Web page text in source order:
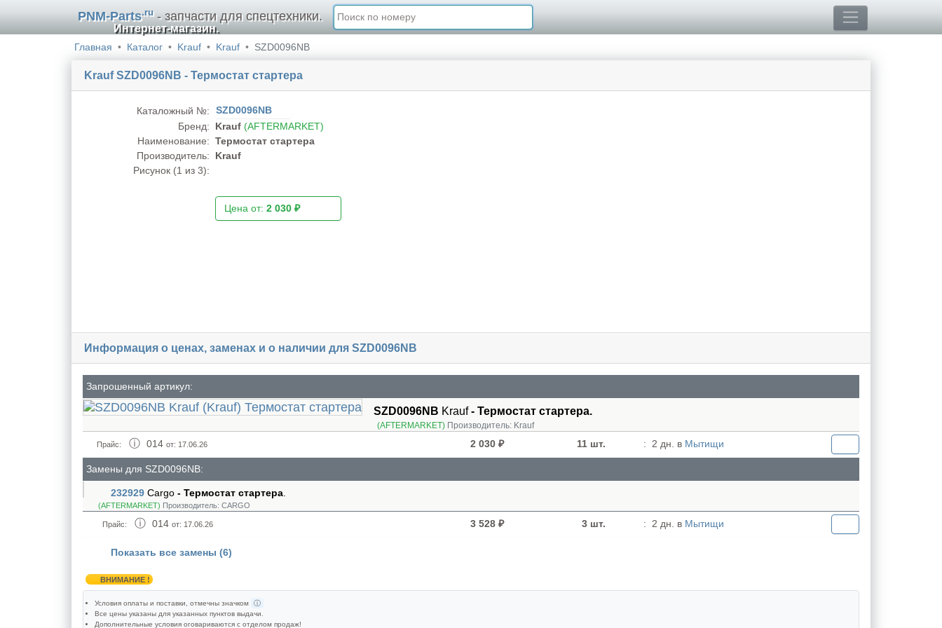
PNM-Parts.ru- запчасти для спецтехники.
Интернет-магазин.
Главная Каталог Krauf Krauf SZD0096NB
Krauf SZD0096NB - Термостат стартера
Каталожный №:
SZD0096NB
Бренд:
Krauf (AFTERMARKET)
Наименование: Термостат стартера
Производитель:
Krauf
Рисунок (1 из 3):
Цена от: 2 030 ₽
Информация о ценах, заменах и о наличии для SZD0096NB
Запрошенный артикул:
SZD0096NB Krauf- Термостат стартера.
(AFTERMARKET)Производитель: Krauf
Прайс: 014 от: 17.06.26 2 030 ₽ 11 шт. : 2 дн. в Мытищи
Замены для SZD0096NB:
232929 Cargo - Термостат стартера
(AFTERMARKET) Производитель:CARGO
Прайс: 014 от: 17.06.26 3 528 ₽ 3 шт. : 2 дн. в Мытищи
Показать все замены (6)
ВНИМАНИЕ !
Условия оплаты и поставки , отмечны значком
ⓘ
Все цены указаны для указанных пунктов выдачи
Дополнительные условия оговариваются с отделом продаж!